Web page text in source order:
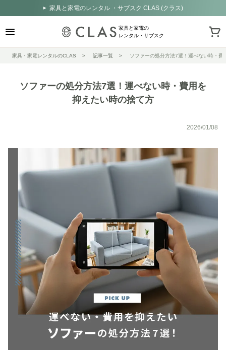
家具と家電のレンタル ・サブスク CLAS (クラス)
家具と家電の
レンタル・サブスク
家具・家電レンタルのCLAS 記事一覧 ソファーの処分方法7選！運べない時・費
ソファーの処分方法7選！運べない時・費用を
抑えたい時の捨て方
2026/01/08